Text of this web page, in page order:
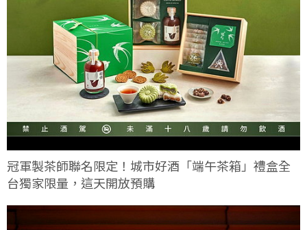
冠軍製茶師聯名限定！城市好酒「端午茶箱」禮盒全
台獨家限量，這天開放預購